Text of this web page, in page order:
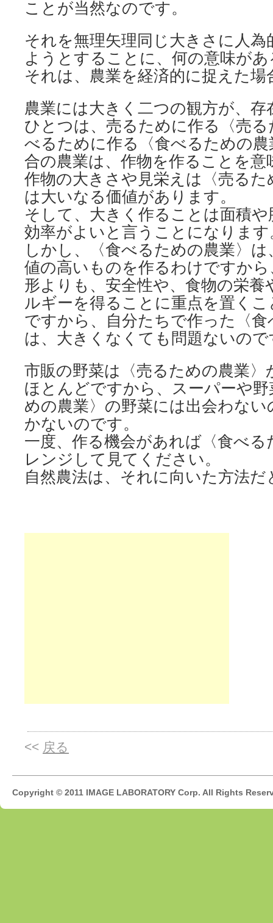
ことが当然なのです。
それを無理矢理同じ大きさに人
ようとすることに、何の意味が
それは、農業を経済的に捉えた場
農業には大きく二つの観方が、存
ひとつは、売るために作る〈売
べるために作る〈食べるための
合の農業は、作物を作ることを意
作物の大きさや見栄えは〈売る
は大いなる価値があります。
そして、大きく作ることは面積
効率がよいと言うことになります
しかし、〈食べるための農業〉
値の高いものを作るわけですか
形よりも、安全性や、食物の栄養
ルギーを得ることに重点を置く
ですから、自分たちで作った〈
は、大きくなくても問題ないので
市販の野菜は〈売るための農業
ほとんどですから、スーパーや
めの農業〉の野菜には出会わな
かないのです。
一度、作る機会があれば〈食べ
レンジして見てください。
自然農法は、それに向いた方法だ
<< 戻る
Copyright © 2011 IMAGE LABORATORY Corp. All Rights